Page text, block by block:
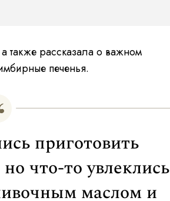
также рассказала о важном
печенья.
приготовить
что-то увлеклись
маслом и